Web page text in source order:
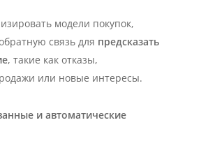
модели покупок,
связь для предсказать
, такие как отказы,
или новые интересы.
и автоматические